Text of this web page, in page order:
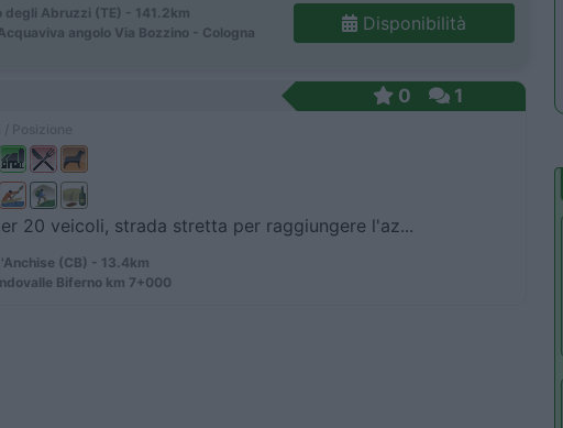
degli Abruzzi (TE) - 141.2km
angolo Via Bozzino - Cologna
Disponibilità
0 1
20 veicoli, strada stretta per raggiungere l'az...
(CB) - 13.4km
Biferno km 7+000